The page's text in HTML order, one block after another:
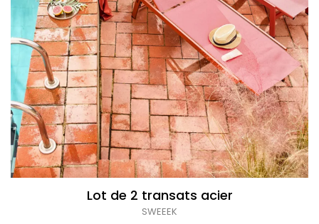
Lot de 2 transats acier
SWEEEK